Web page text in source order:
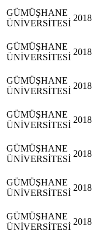
GÜMÜŞHANE
ÜNİVERSİTESİ
2018
GÜMÜŞHANE
ÜNİVERSİTESİ
2018
GÜMÜŞHANE
ÜNİVERSİTESİ
2018
GÜMÜŞHANE
ÜNİVERSİTESİ
2018
GÜMÜŞHANE
ÜNİVERSİTESİ
2018
GÜMÜŞHANE
ÜNİVERSİTESİ
2018
GÜMÜŞHANE
ÜNİVERSİTESİ
2018